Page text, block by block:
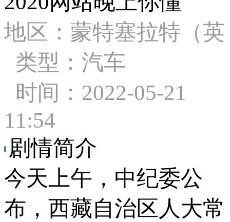
地区：蒙特塞拉特（英
类型：汽车
时间：2022-05-21
11:54
剧情简介
今天上午，中纪委公
布，西藏自治区人大常